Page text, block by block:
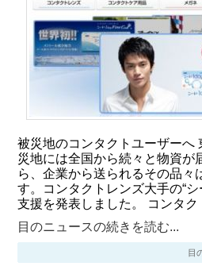
被災地のコンタクトユーザーへ
災地には全国から続々と物資が
ら、企業から送られるその品々
す。コンタクトレンズ大手の“
支援を発表しました。 コンタ
目のニュースの続きを読む...
目